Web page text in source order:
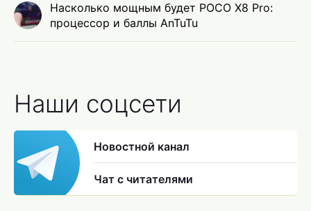
Насколько мощным будет POCO X8 Pro:
процессор и баллы AnTuTu
Наши соцсети
Новостной канал
Чат с читателями